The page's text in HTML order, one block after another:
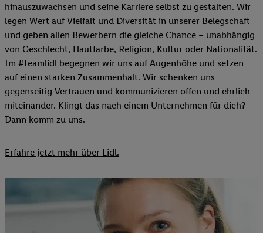
hinauszuwachsen und seine Karriere selbst zu gestalten. Wir
legen Wert auf Vielfalt und Diversität in unserer Belegschaft
und geben allen Bewerbern die gleiche Chance – unabhängig
von Geschlecht, Hautfarbe, Religion, Kultur oder Nationalität.
Im #teamlidl begegnen wir uns auf Augenhöhe und setzen
auf einen starken Zusammenhalt. Wir schenken uns
gegenseitig Vertrauen und kommunizieren offen und ehrlich
miteinander. Klingt das nach einem Unternehmen für dich?
Dann komm zu uns.​
Erfahre jetzt mehr über Lidl.